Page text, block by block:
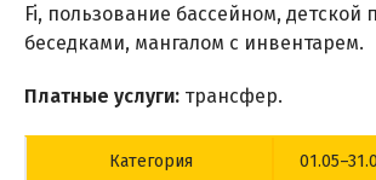
Fi, пользование бассейном, детской
беседками, мангалом с инвентарем.
Платные услуги: трансфер.
Категория